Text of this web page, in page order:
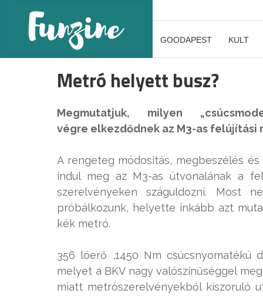
GOODAPEST KULT
Metró helyett busz?
Megmutatjuk, milyen
végre elkezdődnek az M3-as felújítási
A rengeteg módosítás, megbeszélés
indul meg az M3-as útvonalának a
szerelvényeken száguldozni. Most
próbálkozunk, helyette inkább azt
kék metró.
356 lóerő ,1450 Nm csúcsnyomatékú
melyet a BKV nagy valószínűséggel
miatt metrószerelvényekből kiszoruló